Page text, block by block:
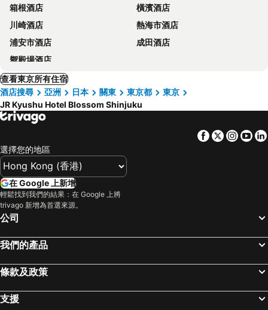
箱根酒店
橫濱酒店
川崎酒店
熱海市酒店
浦安市酒店
成田酒店
禦殿場酒店
查看東京所有住宿
酒店搜尋
亞洲 日本 關東 東京都
東京
JR Kyushu Hotel Blossom Shinjuku
Facebook
Twitter
選擇您的地區
在 Google 上新增
輕鬆找到我們的結果：在 Google 上將
trivago 新增為首選來源。
公司
我們的產品
條款及政策
支援